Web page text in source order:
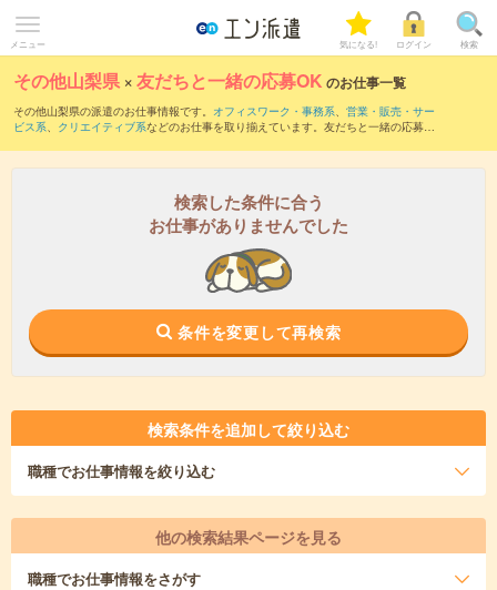
メニュー 気になる! ログイン 検索
その他山梨県 ×友だちと一緒の応募OK のお仕事一覧
その他山梨県の派遣のお仕事情報です。 オフィスワーク・事務系、 営業・販売・サー
ビス系、 クリエイティブ系などのお仕事を取り揃えています。友だちと一緒の応募OK
検索した条件に合う
お仕事がありませんでした
条件を変更して再検索
検索条件を追加して絞り込む
職種でお仕事情報を絞り込む
他の検索結果ページを見る
職種でお仕事情報をさがす